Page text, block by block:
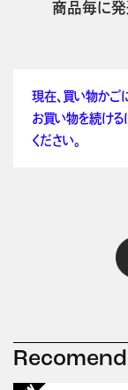
商品毎に発
現在、買い物かご
お買い物を続ける
ください。
Recomend